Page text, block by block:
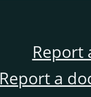
Report
Report a